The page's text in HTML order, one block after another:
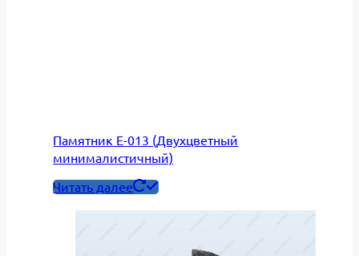
Памятник Е-013 (Двухцветный
минималистичный)
Читать далее